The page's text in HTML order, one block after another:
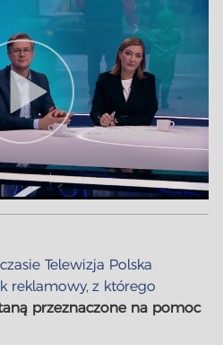
Telewizja Polska
reklamowy, z którego
przeznaczone na pomoc